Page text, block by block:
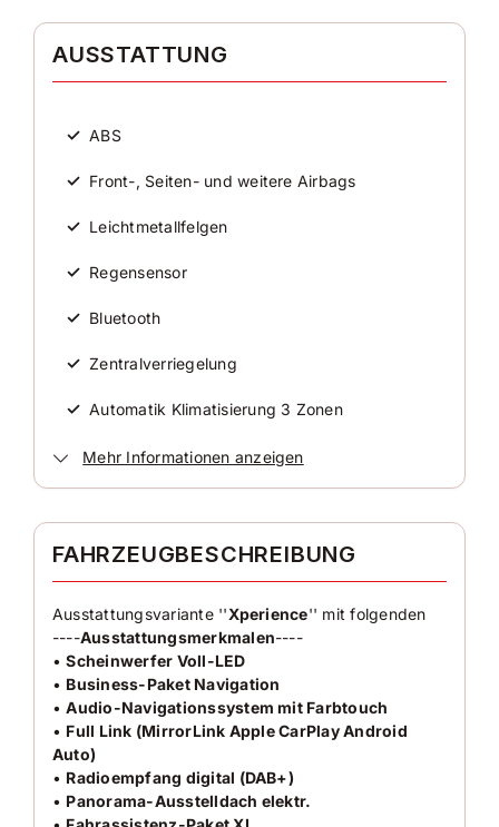
Zylinder
4
Karosserieform
HISTORIE
24.850 km
2023-12
Zustand
Farbe
Rot
Kings-Rot
AUSSTATTUNG
Anzahl der Türen
4/5
AUSSTATTUNG
✓ ABS
✓ Front-, Seiten- und weitere Airbags
✓ Leichtmetallfelgen
✓ Regensensor
✓ Bluetooth
✓ Zentralverriegelung
✓ Automatik Klimatisierung 3 Zonen
✓ Elektrische Außenspiegel
✓ ESP
✓ Wegfahrsperre
✓ Isofix
✓ Multifunktionslenkrad
✓ LED-Scheinwerfer
✓ Servolenkung
Mehr Informationen anzeigen
FAHRZEUGBESCHREIBUNG
Ausstattungsvariante ''Xperience'' mit folgenden
----Ausstattungsmerkmalen----
•Scheinwerfer Voll-LED
• Business-Paket Navigation
•Audio-Navigationssystem mit Farbtouch
• Full Link (MirrorLink Apple CarPlay Android
Auto)
• Radioempfang digital (DAB+)
• Panorama-Ausstelldach elektr.